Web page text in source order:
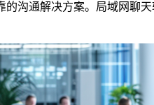
的沟通解决方案。局域网聊